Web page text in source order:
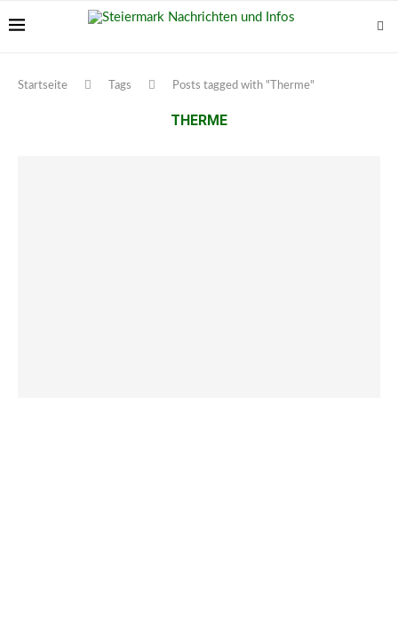
Startseite Tags Posts tagged with "Therme"
THERME